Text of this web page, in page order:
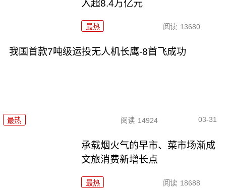
入超8.4万亿元
最热 阅读 13680
我国首款7吨级运投无人机长鹰-8首飞成功
最热 阅读 14924 03-31
承载烟火气的早市、菜市场渐成
文旅消费新增长点
最热 阅读 18688